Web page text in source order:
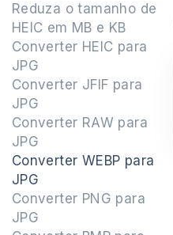
Reduza o tamanho de
HEIC em MB e KB
Converter HEIC para
JPG
Converter JFIF para
JPG
Converter RAW para
JPG
Converter WEBP para
JPG
Converter PNG para
JPG